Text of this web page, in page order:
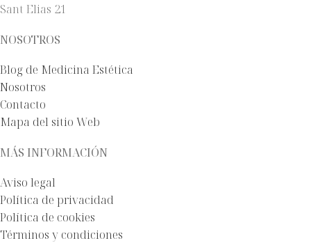
Sant Elias 21
NOSOTROS
Blog de Medicina Estética
Nosotros
Contacto
Mapa del sitio Web
MÁS INFORMACIÓN
Aviso legal
Política de privacidad
Política de cookies
Términos y condiciones